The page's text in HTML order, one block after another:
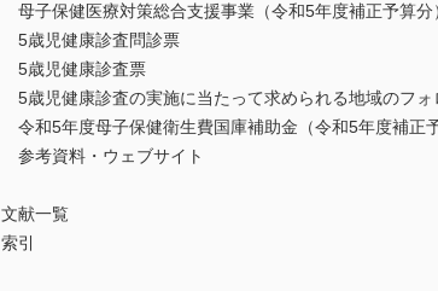
母子保健医療対策総合支援事業（令和5年度補正予算分
5歳児健康診査問診票
5歳児健康診査票
5歳児健康診査の実施に当たって求められる地域のフ
令和5年度母子保健衛生費国庫補助金（令和5年度補正
参考資料・ウェブサイト
文献一覧
索引